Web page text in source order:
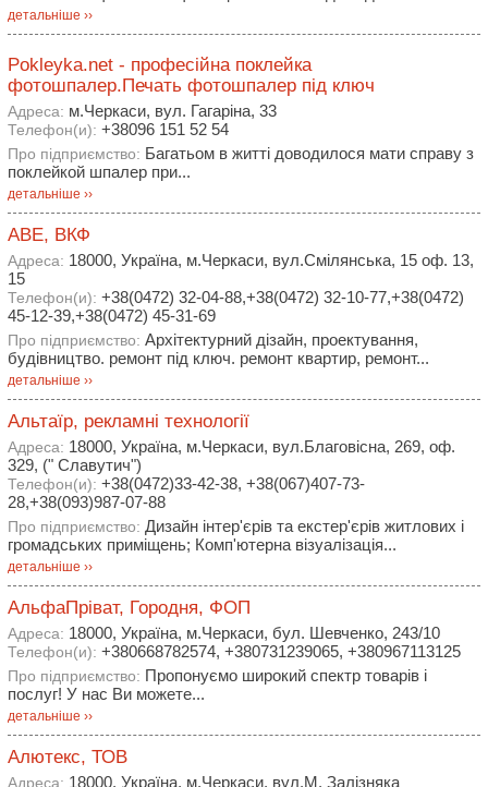
детальніше ››
Pokleyka.net - професійна поклейка
фотошпалер.Печать фотошпалер під ключ
Адреса: м.Черкаси, вул. Гагаріна, 33
Телефон(и): +38096 151 52 54
Про підприємство: Багатьом в житті доводилося мати справу з
поклейкой шпалер при...
детальніше ››
АВЕ, ВКФ
Адреса: 18000, Україна, м.Черкаси, вул.Смілянська, 15 оф. 13,
15
Телефон(и): +38(0472) 32-04-88,+38(0472) 32-10-77,+38(0472)
45-12-39,+38(0472) 45-31-69
Про підприємство: Архітектурний дізайн, проектування,
будівництво. ремонт під ключ. ремонт квартир, ремонт...
детальніше ››
Альтаїр, рекламні технології
Адреса: 18000, Україна, м.Черкаси, вул.Благовісна, 269, оф.
329, (" Славутич")
Телефон(и): +38(0472)33-42-38, +38(067)407-73-
28,+38(093)987-07-88
Про підприємство: Дизайн інтер'єрів та екстер'єрів житлових і
громадських приміщень; Комп'ютерна візуалізація...
детальніше ››
АльфаПріват, Городня, ФОП
Адреса: 18000, Україна, м.Черкаси, бул. Шевченко, 243/10
Телефон(и): +380668782574, +380731239065, +380967113125
Про підприємство: Пропонуємо широкий спектр товарів і
послуг! У нас Ви можете...
детальніше ››
Алютекс, ТОВ
Адреса: 18000, Україна, м.Черкаси, вул.М. Залізняка